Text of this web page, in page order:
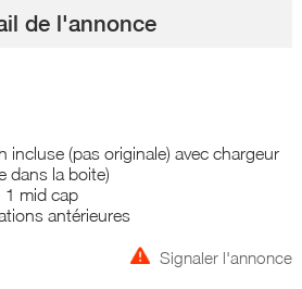
de l'annonce
incluse (pas originale) avec chargeur
dans la boite)
1 mid cap
antérieures
Signaler l'annonce